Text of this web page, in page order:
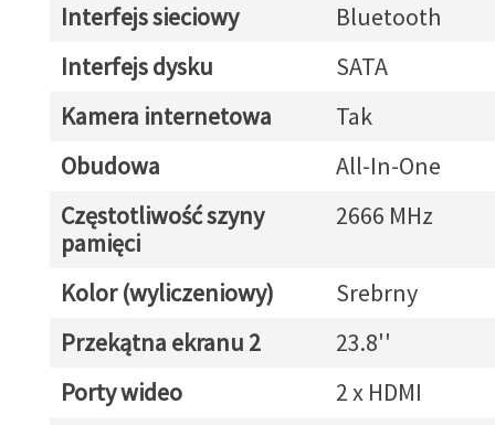
Interfejs sieciowy
Bluetooth
Interfejs dysku
SATA
Kamera internetowa
Tak
Obudowa
All-In-One
Częstotliwość szyny
pamięci
2666 MHz
Kolor (wyliczeniowy)
Srebrny
Przekątna ekranu 2
23.8''
Porty wideo
2 x HDMI